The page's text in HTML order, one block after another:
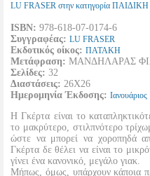
LU FRASER στην κατηγορία
ISBN: 978-618-07-0174-6
Συγγραφέας: LU FRASER
Εκδοτικός οίκος: ΠΑΤΑΚΗ
Μετάφραση: ΜΑΝΔΗΛΑΡΑΣ
Σελίδες: 32
Διαστάσεις: 26X26
Ημερομηνία Έκδοσης: Ιανουάριος
Η Γκέρτα είναι το
το μακρύτερο, στιλπνότερο
ώστε να μπορεί να χοροπηδά
Γκέρτα δε θέλει να είναι το
γίνει ένα κανονικό, μεγάλο γιακ.
Μήπως, όμως, υπάρχουν κάποια